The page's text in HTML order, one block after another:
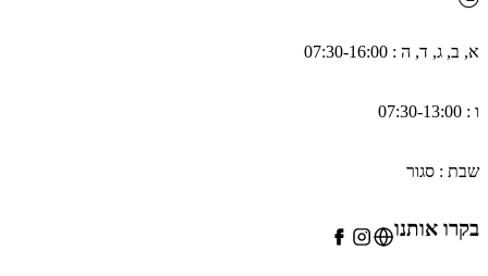
ג, ד, ה : 07:30-16:00
: סגור
אותנו